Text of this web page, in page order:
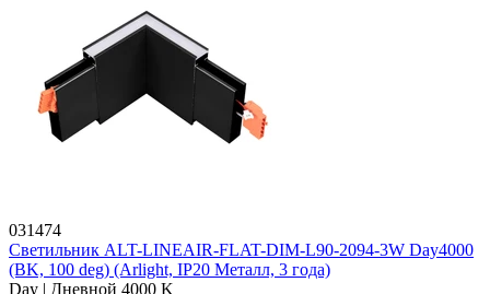
031474
Светильник ALT-LINEAIR-FLAT-DIM-L90-2094-3W Day4000
(BK, 100 deg) (Arlight, IP20 Металл, 3 года)
Day | Дневной 4000 K